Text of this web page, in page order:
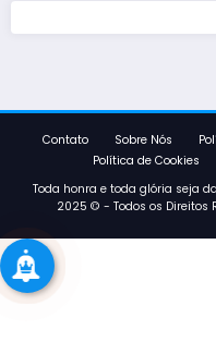
Contato Sobre Nós
Política de Cookies
Toda honra e toda glória seja
2025 © - Todos os Direitos